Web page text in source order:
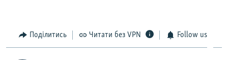
Поділитись Читати без VPN Follow us